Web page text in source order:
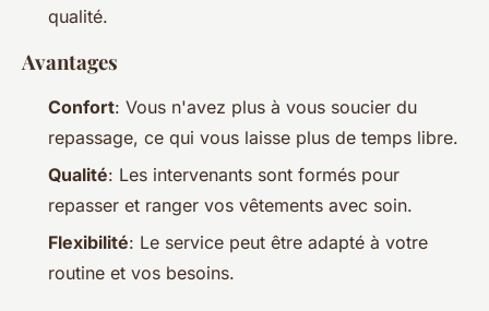
qualité.
Avantages
Confort: Vous n'avez plus à vous soucier du
repassage, ce qui vous laisse plus de temps libre.
Qualité: Les intervenants sont formés pour
repasser et ranger vos vêtements avec soin.
Flexibilité: Le service peut être adapté à votre
routine et vos besoins.